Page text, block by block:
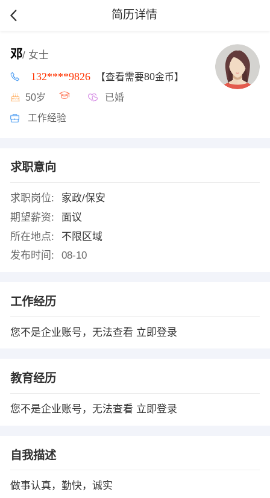
简历详情
邓/ 女士
132****9826 【查看需要80金币】
50岁 已婚
工作经验
求职意向
求职岗位:
家政/保安
期望薪资:
面议
所在地点:
不限区域
发布时间:
08-10
工作经历
您不是企业账号，无法查看 立即登录
教育经历
您不是企业账号，无法查看 立即登录
自我描述
做事认真，勤快，诚实